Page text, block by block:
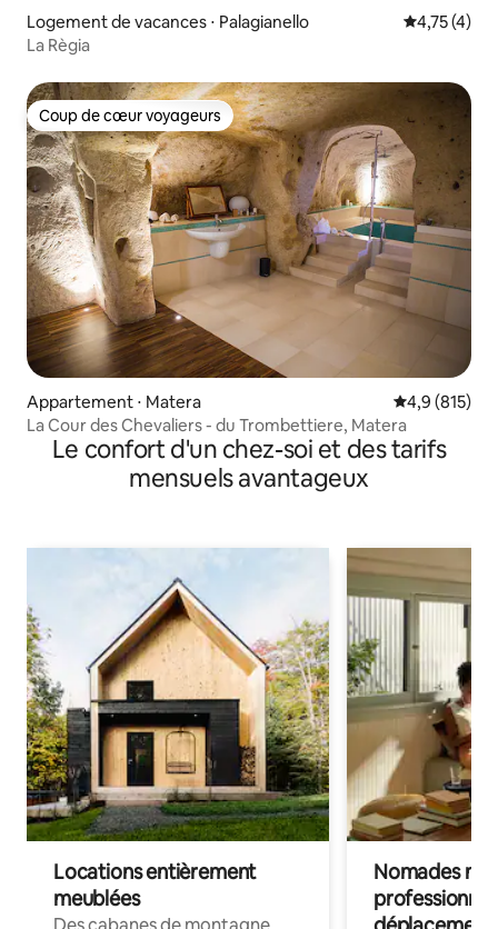
Logement de vacances ⋅ Palagianello Évaluation
4,75 (4)
La Règia
Coup de cœur voyageurs
Coup de cœur voyageurs
Appartement ⋅ Matera Évaluation
4,9 (815)
La Cour des Chevaliers - du Trombettiere, Matera
Le confort d'un chez-soi et des tarifs
mensuels avantageux
Locations entièrement
meublées
Nomades